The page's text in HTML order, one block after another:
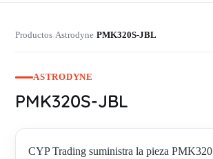
Productos›Astrodyne›PMK320S-JBL
ASTRODYNE
PMK320S-JBL
CYP Trading suministra la pieza